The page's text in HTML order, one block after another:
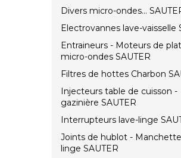
Divers micro-ondes...
Electrovannes lave-vaisselle
Entraineurs - Moteurs de
micro-ondes SAUTER
Filtres de hottes Charbon
Injecteurs table de cuisson -
gazinière SAUTER
Interrupteurs lave-linge
Joints de hublot -
linge SAUTER